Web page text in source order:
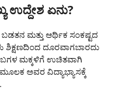
ಏನು?
ಮತ್ತು ಆರ್ಥಿಕ ಸಂಕಷ್ಟದ
ಶಿಕ್ಷಣದಿಂದ ದೂರವಾಗಬಾರದು
ಮಕ್ಕಳಿಗೆ ಉಚಿತವಾಗಿ
ಅವರ ವಿದ್ಯಾಭ್ಯಾಸಕ್ಕೆ